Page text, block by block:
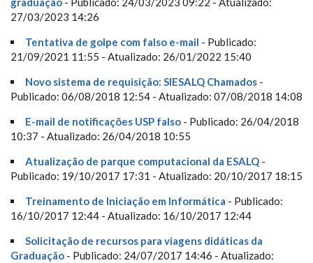
27/03/2023 14:26
Tentativa de golpe com falso e-mail - Publicado:
21/09/2021 11:55 - Atualizado: 26/01/2022 15:40
Novo sistema de requisição: SIESALQ Chamados -
Publicado: 06/08/2018 12:54 - Atualizado: 07/08/2018 14:08
E-mail de notificações USP falso - Publicado: 26/04/2018
10:37 - Atualizado: 26/04/2018 10:55
Atualização de parque computacional da ESALQ -
Publicado: 19/10/2017 17:31 - Atualizado: 20/10/2017 18:15
Treinamento de Iniciação em Informática - Publicado:
16/10/2017 12:44 - Atualizado: 16/10/2017 12:44
Solicitação de recursos para viagens didáticas da
Graduação - Publicado: 24/07/2017 14:46 - Atualizado: